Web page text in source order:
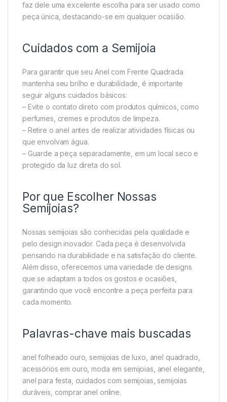
faz dele uma excelente escolha para ser usado como
peça única, destacando-se em qualquer ocasião.
Cuidados com a Semijoia
Para garantir que seu Anel com Frente Quadrada
mantenha seu brilho e durabilidade, é importante
seguir alguns cuidados básicos:
– Evite o contato direto com produtos químicos, como
perfumes, cremes e produtos de limpeza.
– Retire o anel antes de realizar atividades físicas ou
que envolvam água.
– Guarde a peça separadamente, em um local seco e
protegido da luz direta do sol.
Por que Escolher Nossas
Semijoias?
Nossas semijoias são conhecidas pela qualidade e
pelo design inovador. Cada peça é desenvolvida
pensando na durabilidade e na satisfação do cliente.
Além disso, oferecemos uma variedade de designs
que se adaptam a todos os gostos e ocasiões,
garantindo que você encontre a peça perfeita para
cada momento.
Palavras-chave mais buscadas
anel folheado ouro, semijoias de luxo, anel quadrado,
acessórios em ouro, moda em semijoias, anel elegante,
anel para festa, cuidados com semijoias, semijoias
duráveis, comprar anel online.